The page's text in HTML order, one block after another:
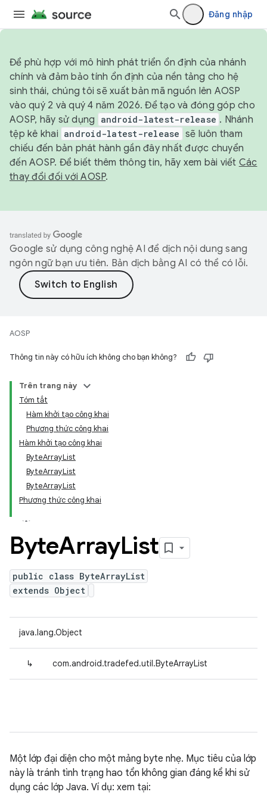
Đăng nhập
Để phù hợp với mô hình phát triển ổn định của nhánh
chính và đảm bảo tính ổn định của nền tảng cho hệ
sinh thái, chúng tôi sẽ xuất bản mã nguồn lên AOSP
vào quý 2 và quý 4 năm 2026. Để tạo và đóng góp cho
AOSP, hãy sử dụng
android-latest-release . Nhánh
tệp kê khai android-latest-release sẽ luôn tham
chiếu đến bản phát hành gần đây nhất được chuyển
đến AOSP. Để biết thêm thông tin, hãy xem bài viết Các
thay đổi đối với AOSP.
Google sử dụng công nghệ AI để dịch nội dung sang
ngôn ngữ bạn ưu tiên. Bản dịch bằng AI có thể có lỗi.
AOSP
Thông tin này có hữu ích không cho bạn không?
Trên trang này
Tóm tắt
Hàm khởi tạo công khai
Phương thức công khai
Hàm khởi tạo công khai
ByteArrayList
ByteArrayList
ByteArrayList
Phương thức công khai
ByteArrayList
public class ByteArrayList
extends Object
java.lang.Object
↳ com.android.tradefed.util.ByteArrayList
Một lớp đại diện cho một mảng byte nhẹ. Mục tiêu của lớp
này là tránh tình trạng hao tổn không gian đáng kể khi sử
dụng các lớp Java. Ví dụ: xem tại: